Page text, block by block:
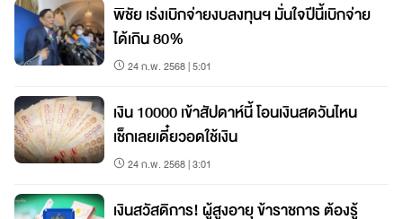
พิชัย เร่งเบิกจ่ายงบลงทุนฯ มั่นใจปีนี้เบิกจ่าย
ได้เกิน 80%
24 ก.พ. 2568 | 5:01
เงิน 10000 เข้าสัปดาห์นี้ โอนเงินสดวันไหน
เช็กเลยเดี๋ยวอดใช้เงิน
24 ก.พ. 2568 | 3:01
เงินสวัสดิการ! ผู้สูงอายุ ข้าราชการ ต้องรู้